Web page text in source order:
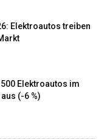
Elektroautos treiben
Elektroautos im
(-6 %)